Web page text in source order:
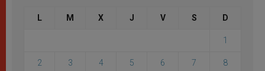
L M X J V S D
1
2 3 4 5 6 7 8